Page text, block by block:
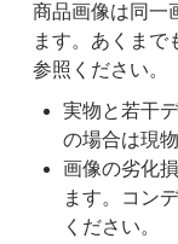
商品画像は同一
ます。あくまで
参照ください。
実物と若干
の場合は現
画像の劣化
ます。コン
ください。